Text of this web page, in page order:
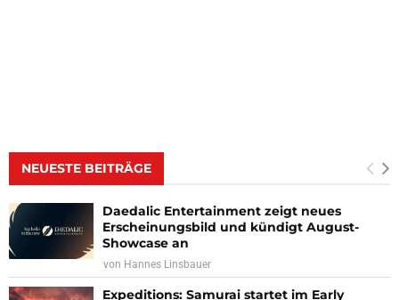
NEUESTE BEITRÄGE
Daedalic Entertainment zeigt neues
Erscheinungsbild und kündigt August-
Showcase an
von Hannes Linsbauer
Expeditions: Samurai startet im Early